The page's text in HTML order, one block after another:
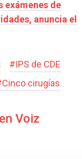
exámenes de
anuncia el
#IPS de CDE
Cinco cirugías
Voiz